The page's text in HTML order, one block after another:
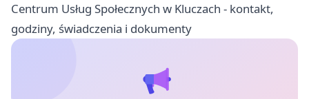
Centrum Usług Społecznych w Kluczach - kontakt,
godziny, świadczenia i dokumenty